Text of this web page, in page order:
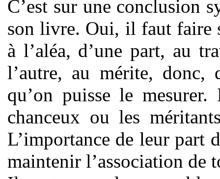
C’est sur une conclusion
son livre. Oui, il faut faire
à l’aléa, d’une part, au
l’autre, au mérite, donc,
qu’on puisse le
chanceux ou les
L’importance de leur part
maintenir l’association de